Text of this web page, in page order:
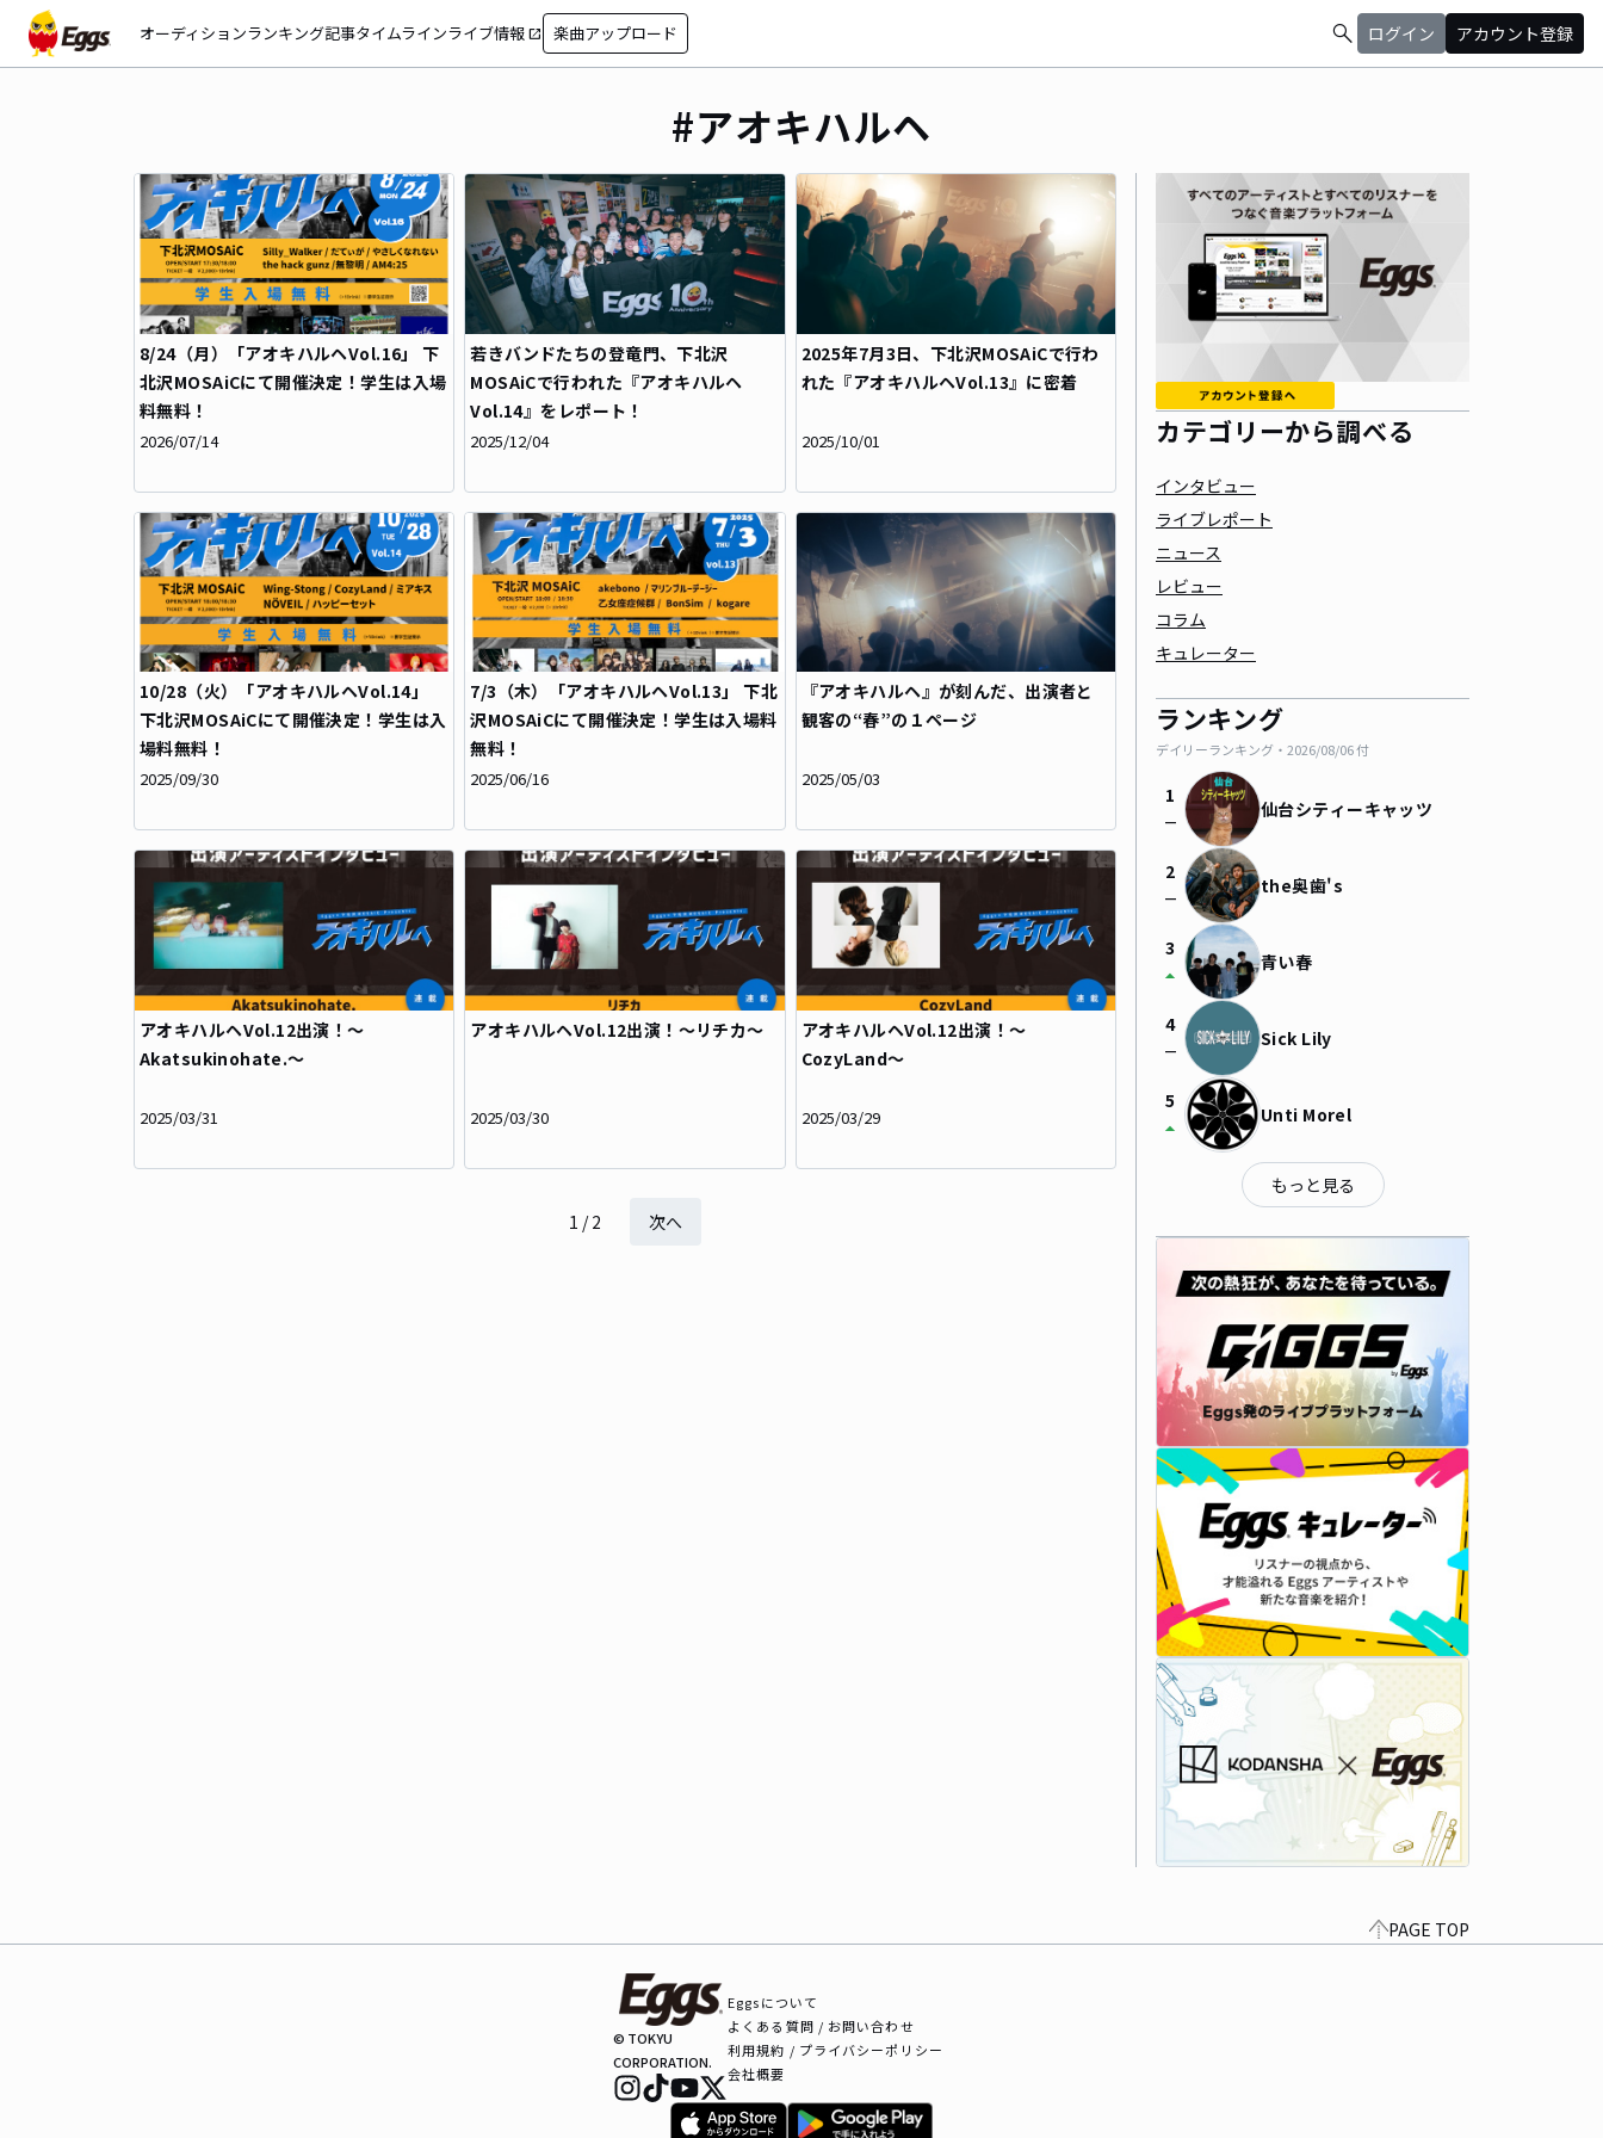
オーディションランキング記事タイムラインライブ情報 open_in_new 楽曲アップロード search ログイン アカウント登録
#アオキハルヘ
8/24（月）「アオキハルヘVol.16」 下
北沢MOSAiCにて開催決定！学生は入場
料無料！
2026/07/14
若きバンドたちの登竜門、下北沢
MOSAiCで行われた『アオキハルヘ
Vol.14』をレポート！
2025/12/04
2025年7月3日、下北沢MOSAiCで行わ
れた『アオキハルヘVol.13』に密着
2025/10/01
10/28（火）「アオキハルヘVol.14」
下北沢MOSAiCにて開催決定！学生は入
場料無料！
2025/09/30
7/3（木）「アオキハルヘVol.13」 下北
沢MOSAiCにて開催決定！学生は入場料
無料！
2025/06/16
『アオキハルヘ』が刻んだ、出演者と
観客の“春”の１ページ
2025/05/03
アオキハルヘVol.12出演！～
Akatsukinohate.～
2025/03/31
アオキハルヘVol.12出演！～リチカ～
2025/03/30
アオキハルヘVol.12出演！～
CozyLand～
2025/03/29
1 /2 次へ
カテゴリーから調べる
インタビュー
ライブレポート
ニュース
レビュー
コラム
キュレーター
ランキング
デイリーランキング・ 2026/08/06付
1
check_indeterminate_small 仙台シティーキャッツ
2
check_indeterminate_small the奥歯's
3
arrow_drop_up 青い春
4
check_indeterminate_small Sick Lily
5
arrow_drop_up Unti Morel
もっと見る
PAGE TOP
© TOKYU
CORPORATION.
Eggsについて
よくある質問 / お問い合わせ
利用規約 / プライバシーポリシー
会社概要